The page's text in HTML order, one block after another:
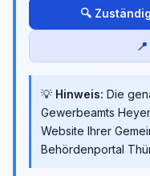
🔍
💡 Hinweis: Die
Gewerbeamts
Website Ihrer
Behördenportal